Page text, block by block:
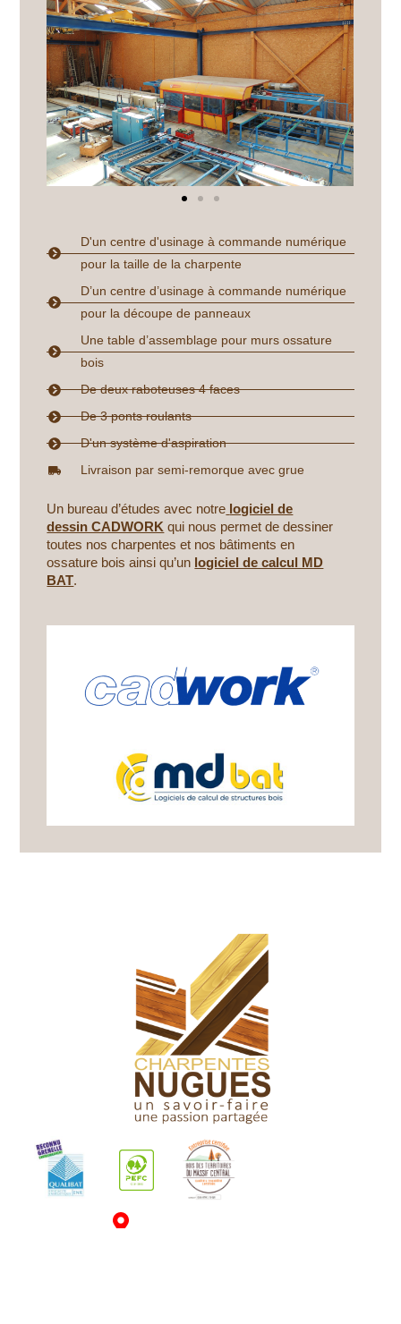
D'un centre d'usinage à commande numérique
pour la taille de la charpente
D’un centre d’usinage à commande numérique
pour la découpe de panneaux
Une table d’assemblage pour murs ossature
bois
De deux raboteuses 4 faces
De 3 ponts roulants
D'un système d'aspiration
Livraison par semi-remorque avec grue
Un bureau d’études avec notre logiciel de
dessin CADWORK qui nous permet de dessiner
toutes nos charpentes et nos bâtiments en
ossature bois ainsi qu’un logiciel de calcul MD
BAT.